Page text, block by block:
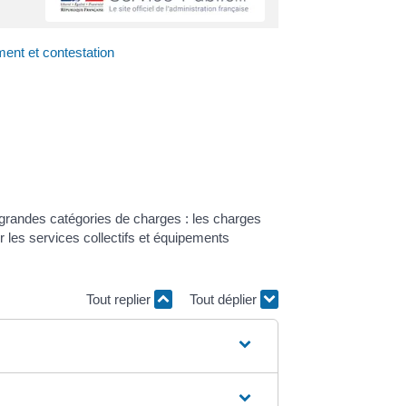
et contestation
catégories de charges : les charges
les services collectifs et équipements
Tout replier Tout déplier